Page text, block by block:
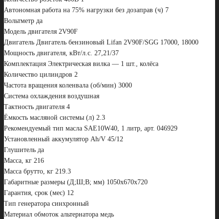
Автономная работа на 75% нагрузки без дозаправ (ч) 7
Вольтметр да
Модель двигателя 2V90F
Двигатель Двигатель бензиновый Lifan 2V90F/SGG 17000, 18000
Мощность двигателя, кВт/л.с. 27,21/37
Комплектация Электрическая вилка — 1 шт., колёса
Количество цилиндров 2
Частота вращения коленвала (об/мин) 3000
Система охлаждения воздушная
Тактность двигателя 4
Ёмкость масляной системы (л) 2.3
Рекомендуемый тип масла SAE10W40, 1 литр, арт. 046929
Установленный аккумулятор Ah/V 45/12
Глушитель да
Масса, кг 216
Масса брутто, кг 219.3
Габаритные размеры (Д;Ш;В; мм) 1050х670х720
Гарантия, срок (мес) 12
Тип генератора синхронный
Материал обмоток альтернатора медь